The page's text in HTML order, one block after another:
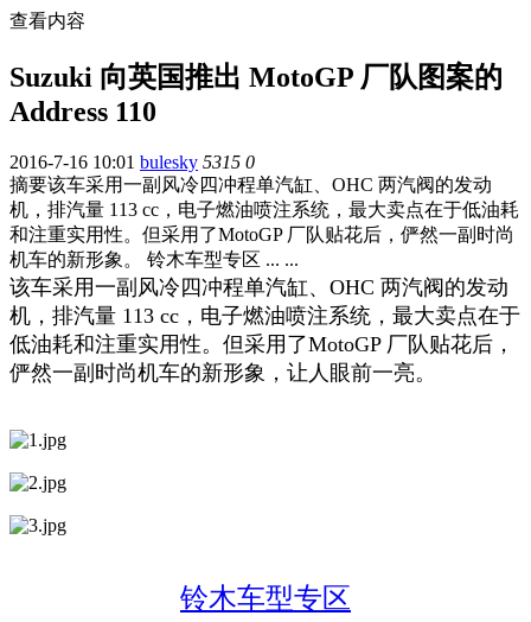
查看内容
Suzuki 向英国推出 MotoGP 厂队图案的
Address 110
2016-7-16 10:01 bulesky 5315 0
摘要该车采用一副风冷四冲程单汽缸、OHC 两汽阀的发动
机，排汽量 113 cc，电子燃油喷注系统，最大卖点在于低油耗
和注重实用性。但采用了MotoGP 厂队贴花后，俨然一副时尚
机车的新形象。 铃木车型专区 ... ...
该车采用一副风冷四冲程单汽缸、OHC 两汽阀的发动
机，排汽量 113 cc，电子燃油喷注系统，最大卖点在于
低油耗和注重实用性。但采用了MotoGP 厂队贴花后，
俨然一副时尚机车的新形象，让人眼前一亮。
铃木车型专区